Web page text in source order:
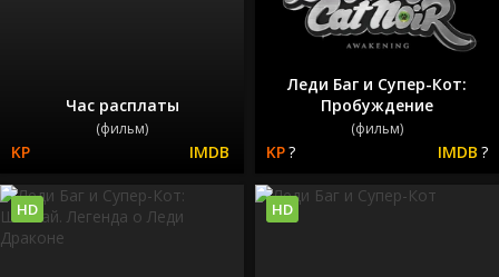
Час расплаты
(фильм)
Леди Баг и Супер-Кот:
Пробуждение
(фильм)
? ?
HD HD